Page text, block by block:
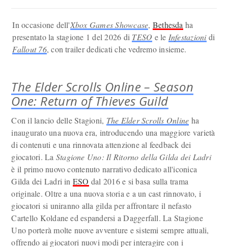
In occasione dell'Xbox Games Showcase, Bethesda ha
presentato la stagione 1 del 2026 di TESO e le Infestazionidi
Fallout 76, con trailer dedicati che vedremo insieme.
The Elder Scrolls Online – Season
One: Return of Thieves Guild
Con il lancio delle Stagioni, The Elder Scrolls Online ha
inaugurato una nuova era, introducendo una maggiore varietà
di contenuti e una rinnovata attenzione al feedback dei
giocatori. La Stagione Uno: Il Ritorno della Gilda dei Ladri
è il primo nuovo contenuto narrativo dedicato all'iconica
Gilda dei Ladri in ESO dal 2016 e si basa sulla trama
originale. Oltre a una nuova storia e a un cast rinnovato, i
giocatori si uniranno alla gilda per affrontare il nefasto
Cartello Koldane ed espandersi a Daggerfall. La Stagione
Uno porterà molte nuove avventure e sistemi sempre attuali,
offrendo ai giocatori nuovi modi per interagire con i